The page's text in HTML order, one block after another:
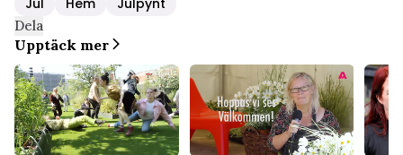
Jul Hem Julpynt
Dela
Upptäck mer